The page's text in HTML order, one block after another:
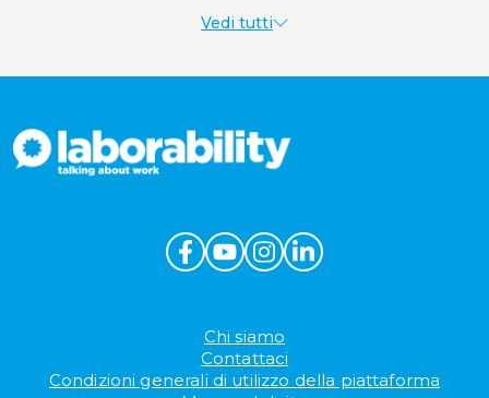
Vedi tutti
Chi siamo
Contattaci
Condizioni generali di utilizzo della piattaforma